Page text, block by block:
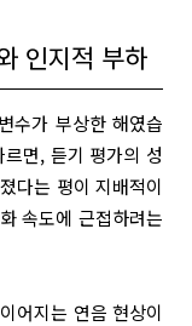
인지적 부하
수가 부상한 해였습
면, 듣기 평가의 성
다는 평이 지배적이
속도에 근접하려는
어지는 연음 현상이